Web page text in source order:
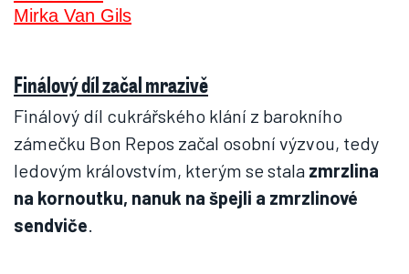
Finálový díl začal mrazivě
Finálový díl cukrářského klání z barokního
zámečku Bon Repos začal osobní výzvou, tedy
ledovým královstvím, kterým se stala zmrzlina
na kornoutku, nanuk na špejli a zmrzlinové
sendviče.